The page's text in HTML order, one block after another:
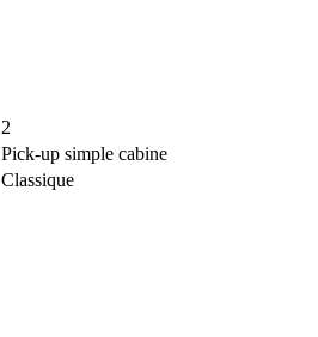
2
Pick-up simple cabine
Classique